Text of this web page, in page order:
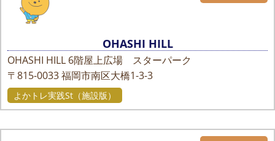
OHASHI HILL
OHASHI HILL 6階屋上広場 スターパーク
〒815-0033福岡市南区大橋1-3-3
よかトレ実践St（施設版）